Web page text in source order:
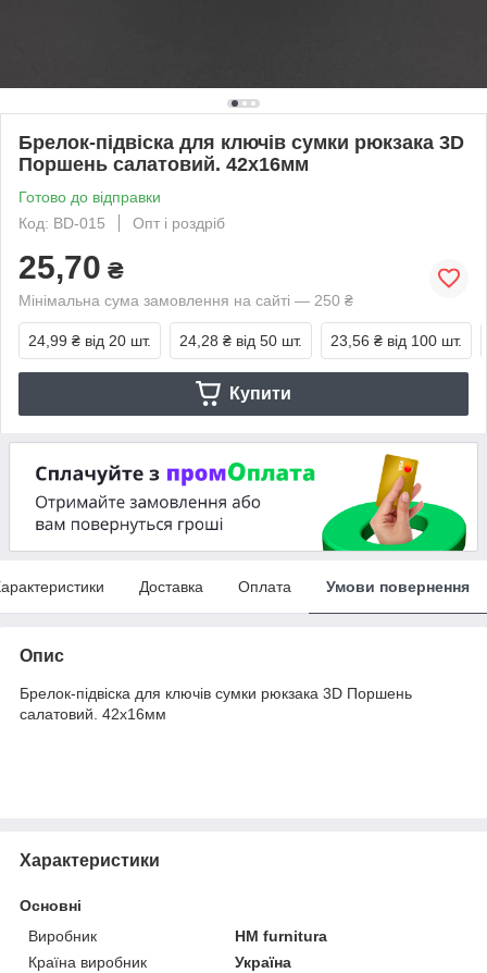
Брелок-підвіска для ключів сумки рюкзака 3D
Поршень салатовий. 42х16мм
Готово до відправки
Код: BD-015
Опт і роздріб
25,70 ₴
Мінімальна сума замовлення на сайті — 250 ₴
24,99 ₴ від 20 шт. 24,28 ₴ від 50 шт. 23,56 ₴ від 100 шт.
Купити
Доставка Оплата Умови повернення
Опис
Брелок-підвіска для ключів сумки рюкзака 3D Поршень
салатовий. 42х16мм
Характеристики
Основні
Виробник
HM furnitura
Країна виробник
Україна